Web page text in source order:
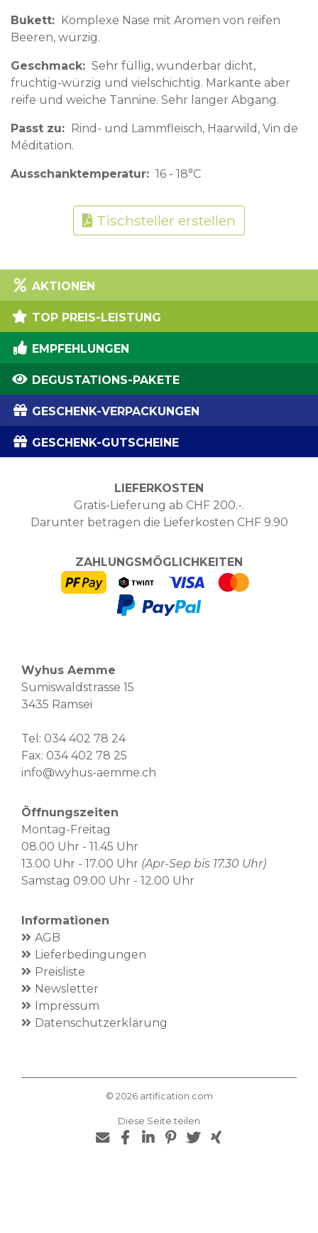
Bukett
Komplexe Nase mit Aromen von reifen
Beeren, würzig.
Geschmack
Sehr füllig, wunderbar dicht,
fruchtig-würzig und vielschichtig. Markante aber
reife und weiche Tannine. Sehr langer Abgang.
Passt zu
Rind- und Lammfleisch, Haarwild, Vin de
Méditation.
Ausschanktemperatur 16 - 18°C
Tischsteller erstellen
AKTIONEN
TOP PREIS-LEISTUNG
EMPFEHLUNGEN
DEGUSTATIONS-PAKETE
GESCHENK-VERPACKUNGEN
GESCHENK-GUTSCHEINE
LIEFERKOSTEN
Gratis-Lieferung ab CHF 200.-.
Darunter betragen die Lieferkosten CHF 9.90
ZAHLUNGSMÖGLICHKEITEN
Wyhus Aemme
Sumiswaldstrasse 15
3435 Ramsei
Tel: 034 402 78 24
Fax: 034 402 78 25
info@wyhus-aemme.ch
Öffnungszeiten
Montag-Freitag
08.00 Uhr - 11.45 Uhr
13.00 Uhr - 17.00 Uhr (Apr-Sep bis 17.30 Uhr)
Samstag 09.00 Uhr - 12.00 Uhr
Informationen
AGB
Lieferbedingungen
Preisliste
Newsletter
Impressum
Datenschutzerklärung
© 2026 artification.com
Diese Seite teilen